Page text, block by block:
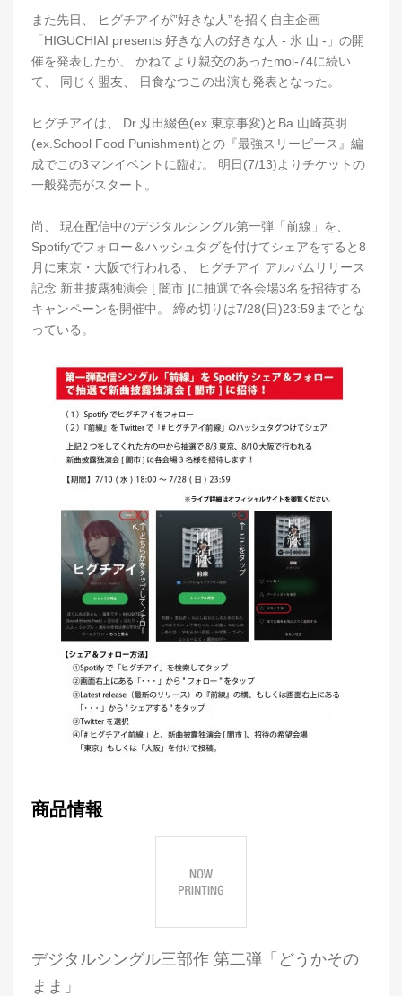
また先日、 ヒグチアイが”好きな人”を招く自主企画
「HIGUCHIAI presents 好きな人の好きな人 - 氷 山 -」の開
催を発表したが、 かねてより親交のあったmol-74に続い
て、 同じく盟友、 日食なつこの出演も発表となった。
ヒグチアイは、 Dr.刄田綴色(ex.東京事変)とBa.山崎英明
(ex.School Food Punishment)との『最強スリーピース』編
成でこの3マンイベントに臨む。 明日(7/13)よりチケットの
一般発売がスタート。
尚、 現在配信中のデジタルシングル第一弾「前線」を、
Spotifyでフォロー＆ハッシュタグを付けてシェアをすると8
月に東京・大阪で行われる、 ヒグチアイ アルバムリリース
記念 新曲披露独演会 [ 闇市 ]に抽選で各会場3名を招待する
キャンペーンを開催中。 締め切りは7/28(日)23:59までとな
っている。
商品情報
デジタルシングル三部作 第二弾「どうかその
まま」